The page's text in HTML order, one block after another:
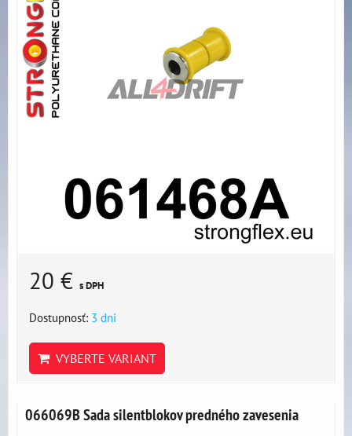
20 € s DPH
Dostupnosť: 3 dni
VYBERTE VARIANT
066069B Sada silentblokov predného zavesenia